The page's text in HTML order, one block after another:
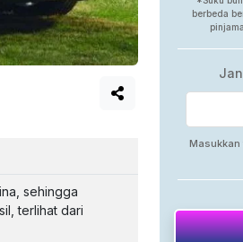
sehingga
terlihat dari